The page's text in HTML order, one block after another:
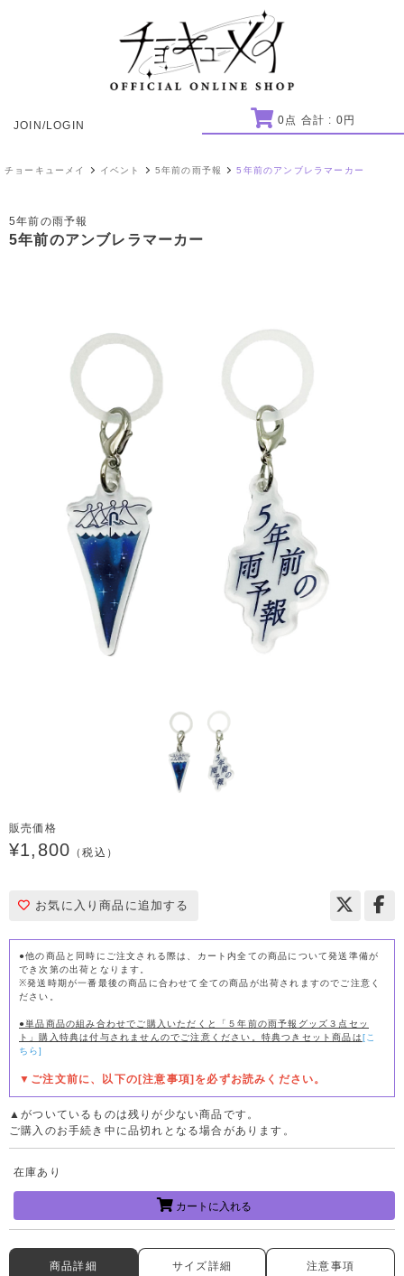
JOIN/LOGIN 0 点 合計 : 0円
チョーキューメイ イベント 5年前の雨予報 5年前のアンブレラマーカー
5年前の雨予報
5年前のアンブレラマーカー
販売価格
¥1,800 （税込）
お気に入り商品に追加する
●他の商品と同時にご注文される際は、カート内全ての商品について発送準備が
でき次第の出荷となります。
※発送時期が一番最後の商品に合わせて全ての商品が出荷されますのでご注意く
ださい。
●単品商品の組み合わせでご購入いただくと「５年前の雨予報グッズ３点セッ
ト」購入特典は付与されませんのでご注意ください。特典つきセット商品は[こ
ちら]
▼ご注文前に、以下の[注意事項]を必ずお読みください。
▲がついているものは残りが少ない商品です。
ご購入のお手続き中に品切れとなる場合があります。
在庫あり
カートに入れる
商品詳細 サイズ詳細 注意事項